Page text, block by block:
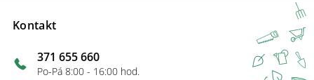
Kontakt
371 655 660
Po-Pá 8:00 - 16:00 hod.